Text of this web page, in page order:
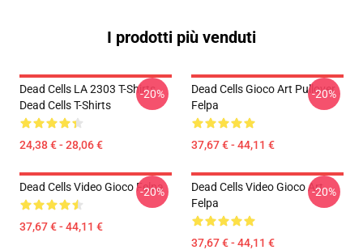
I prodotti più venduti
Dead Cells LA 2303 T-Shirts
Dead Cells T-Shirts
24,38 € - 28,06 €
-20%
Dead Cells Gioco Art Pullover
Felpa
37,67 € - 44,11 €
-20%
Dead Cells Video Gioco Felpa
37,67 € - 44,11 €
-20%
Dead Cells Video Gioco Art
Felpa
37,67 € - 44,11 €
-20%